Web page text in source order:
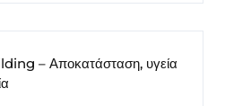
– Αποκατάσταση, υγεία